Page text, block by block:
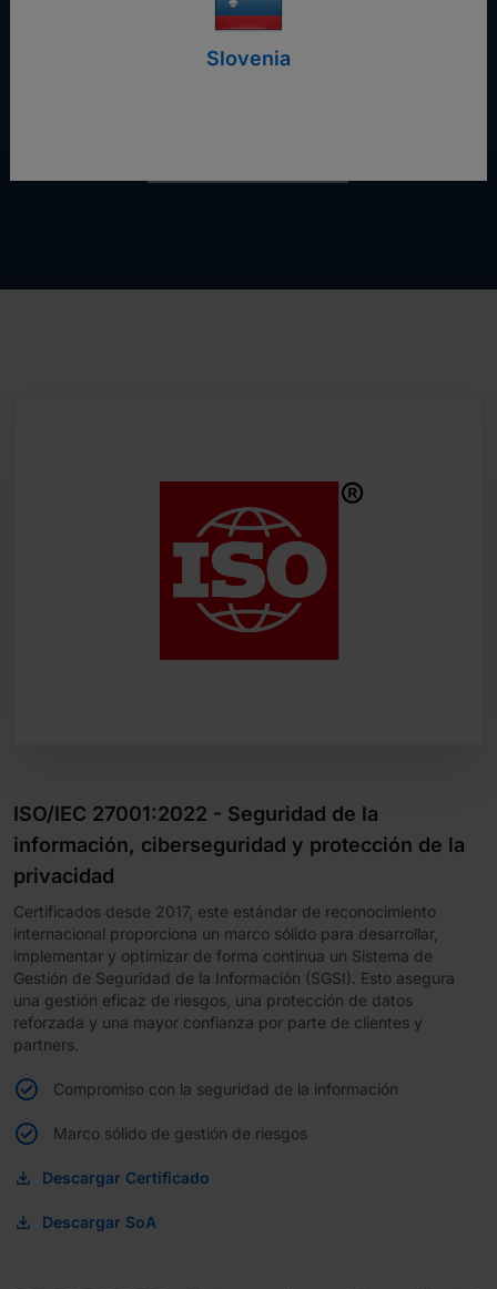
sostenibilidad.
ISO/IEC 27001:2022 - Seguridad de la
información, ciberseguridad y protección de la
privacidad
Certificados desde 2017, este estándar de reconocimiento
internacional proporciona un marco sólido para desarrollar,
implementar y optimizar de forma continua un Sistema de
Gestión de Seguridad de la Información (SGSI). Esto asegura
una gestión eficaz de riesgos, una protección de datos
reforzada y una mayor confianza por parte de clientes y
partners.
Compromiso con la seguridad de la información
Marco sólido de gestión de riesgos
Descargar Certificado
Descargar SoA
Slovenia